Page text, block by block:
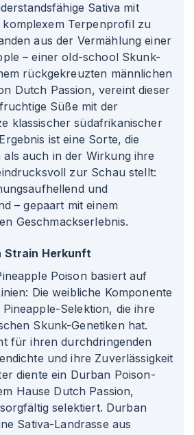
Sativa mit
Terpenprofil zu
aus der Vermählung einer
– einer old-school Skunk-
rückgekreuzten männlichen
Dutch Passion, vereint dieser
Süße mit der
klassischer südafrikanischer
ist eine Sorte, die
auch in der Wirkung ihre
zur Schau stellt:
und
– gepaart mit einem
Geschmackserlebnis.
Strain Herkunft
Poison basiert auf
Die weibliche Komponente
Selektion, die ihre
Skunk-Genetiken hat.
für ihren durchdringenden
und ihre Zuverlässigkeit
diente ein Durban Poison-
Hause Dutch Passion,
selektiert. Durban
Sativa-Landrasse aus